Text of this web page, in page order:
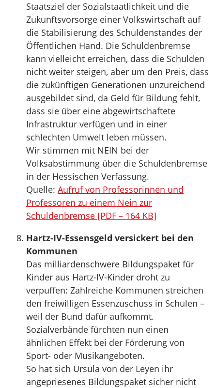
Staatsziel der Sozialstaatlichkeit und die
Zukunftsvorsorge einer Volkswirtschaft auf
die Stabilisierung des Schuldenstandes der
Öffentlichen Hand. Die Schuldenbremse
kann vielleicht erreichen, dass die Schulden
nicht weiter steigen, aber um den Preis, dass
die zukünftigen Generationen unzureichend
ausgebildet sind, da Geld für Bildung fehlt,
dass sie über eine abgewirtschaftete
Infrastruktur verfügen und in einer
schlechten Umwelt leben müssen.
Wir stimmen mit NEIN bei der
Volksabstimmung über die Schuldenbremse
in der Hessischen Verfassung.
Quelle: Aufruf von Professorinnen und
Professoren zu einem Nein zur
Schuldenbremse [PDF – 164 KB]
Hartz-IV-Essensgeld versickert bei den
Kommunen
Das milliardenschwere Bildungspaket für
Kinder aus Hartz-IV-Kinder droht zu
verpuffen: Zahlreiche Kommunen streichen
den freiwilligen Essenzuschuss in Schulen –
weil der Bund dafür aufkommt.
Sozialverbände fürchten nun einen
ähnlichen Effekt bei der Förderung von
Sport- oder Musikangeboten.
So hat sich Ursula von der Leyen ihr
angepriesenes Bildungspaket sicher nicht